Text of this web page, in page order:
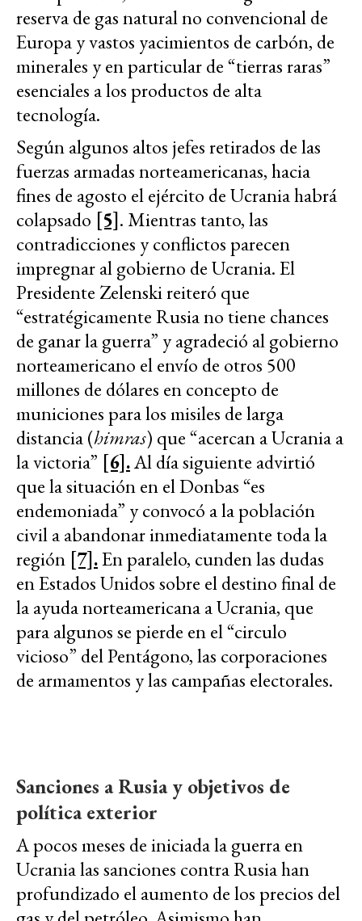
reserva de gas natural no convencional de
Europa y vastos yacimientos de carbón, de
minerales y en particular de “tierras raras”
esenciales a los productos de alta
tecnología.
Según algunos altos jefes retirados de las
fuerzas armadas norteamericanas, hacia
fines de agosto el ejército de Ucrania habrá
colapsado [5]. Mientras tanto, las
contradicciones y conflictos parecen
impregnar al gobierno de Ucrania. El
Presidente Zelenski reiteró que
“estratégicamente Rusia no tiene chances
de ganar la guerra” y agradeció al gobierno
norteamericano el envío de otros 500
millones de dólares en concepto de
municiones para los misiles de larga
distancia (himras) que “acercan a Ucrania a
la victoria” [6].Al día siguiente advirtió
que la situación en el Donbas “es
endemoniada” y convocó a la población
civil a abandonar inmediatamente toda la
región [7].En paralelo, cunden las dudas
en Estados Unidos sobre el destino final de
la ayuda norteamericana a Ucrania, que
para algunos se pierde en el “circulo
vicioso” del Pentágono, las corporaciones
de armamentos y las campañas electorales.
Sanciones a Rusia y objetivos de
política exterior
A pocos meses de iniciada la guerra en
Ucrania las sanciones contra Rusia han
profundizado el aumento de los precios del